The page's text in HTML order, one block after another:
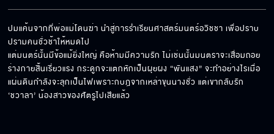
เรื่องเก็บบ้านให้พี่ เดี๋ยวฉันคุยกับผัวได้
ปมแค้นจากที่พ่อแม่โดนฆ่า นำสู่การร่ำเรียนศาสตร์มนตร์อวิชชา เพื่อปราบ
ปรามคนชั่วช้าให้หมดไป
แต่มนตร์นั้นมีข้อแม้ยิ่งใหญ่ คือห้ามมีความรัก ไม่เช่นนั้นมนตราจะเสื่อมถอย
ร่างกายสิ้นเรี่ยวแรง กระดูกจะแตกหักเป็นผุยผง “พันแสง” จะทำอย่างไรเมื่อ
แผ่นดินกำลังจะลุกเป็นไฟเพราะกบฎจากเหล่าขุนนางชั่ว แต่เขากลับรัก
‘ชวาลา’ น้องสาวของศัตรูไปเสียแล้ว